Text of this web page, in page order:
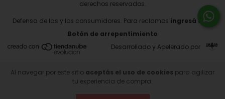
Al navegar por este sitio aceptás el uso de cookies para agilizar
tu experiencia de compra.
derechos reservados.
Defensa de las y los consumidores. Para reclamos ingresá acá.
Botón de arrepentimiento
Desarrollado y Acelerado por